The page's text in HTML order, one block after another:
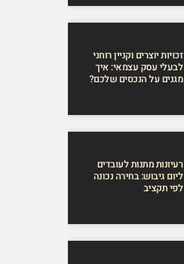
זכויות יוצרים וקניין רוחני
לבעלי עסק עצמאי: איך
מגנים על הנכסים שלכם?
רעיונות מתנות לעובדים
ליום גיבוש: בחירה נכונה
לפי תקציב